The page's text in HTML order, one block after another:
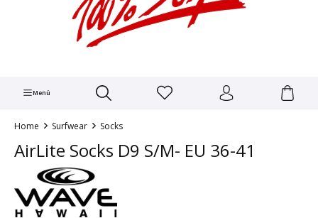
Menü
Home Surfwear Socks
AirLite Socks D9 S/M- EU 36-41